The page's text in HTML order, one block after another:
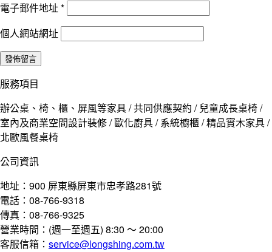
電子郵件地址*
個人網站網址
服務項目
辦公桌、椅、櫃、屏風等家具 / 共同供應契約 / 兒童成長桌椅 /
室內及商業空間設計裝修 / 歐化廚具 / 系統櫥櫃 / 精品實木家具 /
北歐風餐桌椅
公司資訊
地址：900 屏東縣屏東市忠孝路281號
電話：08-766-9318
傳真：08-766-9325
營業時間：(週一至週五) 8:30 ～ 20:00
客服信箱： service@longshing.com.tw